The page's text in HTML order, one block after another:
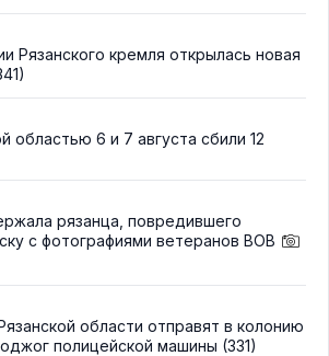
Рязанского кремля открылась новая
областью 6 и 7 августа сбили 12
рязанца, повредившего
с фотографиями ветеранов ВОВ
области отправят в колонию
полицейской машины (331)